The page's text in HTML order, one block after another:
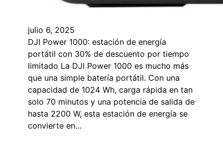
julio 6, 2025
DJI Power 1000: estación de energía
portátil con 30% de descuento por tiempo
limitado La DJI Power 1000 es mucho más
que una simple batería portátil. Con una
capacidad de 1024 Wh, carga rápida en tan
solo 70 minutos y una potencia de salida de
hasta 2200 W, esta estación de energía se
convierte en…